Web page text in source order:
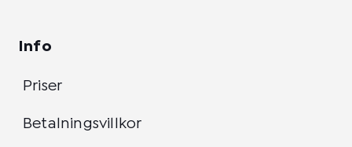
Info
Priser
Betalningsvillkor